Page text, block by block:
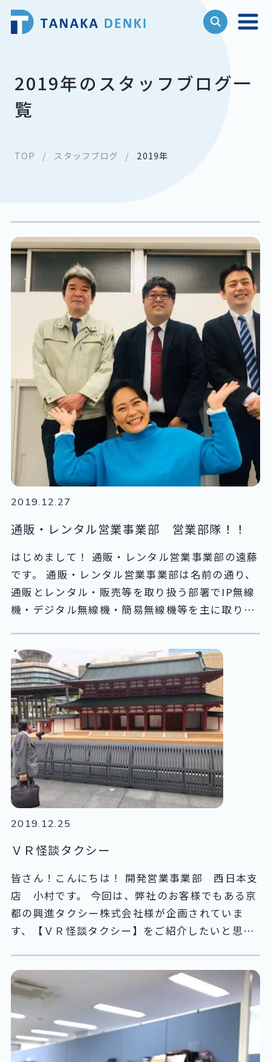
2019年のスタッフブログ一
覧
TOP スタッフブログ 2019年
2019.12.27
通販・レンタル営業事業部 営業部隊！！
はじめまして！ 通販・レンタル営業事業部の遠藤
です。 通販・レンタル営業事業部は名前の通り、
通販とレンタル・販売等を取り扱う部署でIP無線
機・デジタル無線機・簡易無線機等を主に取り扱
く様々な商品を取り扱い、なんとコカ・コーラ社
商品等もご用意しているんです。 私が所属してい
るのは、その中でも花形？？(笑)の営業部隊で
す。 営業部隊は現在4名体制で無線機やその他付
属品等のレンタルと販売をしています。 その精鋭
部隊を今回はご紹介したいと思います。 まずは営
業部隊のボス、中村さん とても優しく、この部隊
に入って1年目の私を可愛がってくれています。
お客様第一で考え営業しているので本当に勉強に
なります。 お酒が好きで、特にウーロンハイが大
渡辺さん お話好きで、とてもダンディーな声が社
内中に響いています。 レンタルなら渡辺さんにお
まかせ！！！ そして、エースの関口さん お客様
のところへの訪問が多く本社にはあまりいません
が、関口さんはエースの風格があり本当にかっこ
す。 まだ1年目ですが、皆さんのおかげで多くの
仕事を覚えさせて貰っています。 ちなみに、無線
の資格も最近取得しました！ これからもっと無線
の勉強をして早く、一人前になれるように頑張り
ます。 今後とも田中電気 通販・レンタル事業部
をどうぞよろしくお願い致します。
2019.12.25
ＶＲ怪談タクシー
皆さん！こんにちは！ 開発営業事業部 西日本支
店 小村です。 今回は、弊社のお客様でもある京
都の興進タクシー株式会社様が企画されていま
す、【ＶＲ怪談タクシー】をご紹介したいと思い
新技術を使って、京都で名だたる心霊スポット巡
るツアーです。 先日、体験して来ましたのでご紹
介させていただきます。 先ずは出発地点ですが、
JR京都駅中央改札を出て建物の外へ。 右に100ｍ
位歩くと守礼門の模型が展示されています。ここ